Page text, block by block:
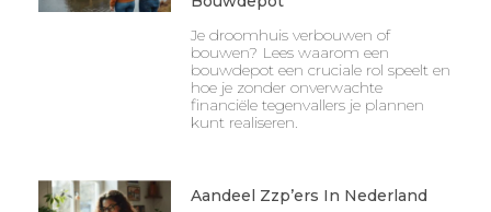
Je droomhuis verbouwen of
bouwen? Lees waarom een
bouwdepot een cruciale rol speelt en
hoe je zonder onverwachte
financiële tegenvallers je plannen
kunt realiseren.
Aandeel Zzp’ers In Nederland